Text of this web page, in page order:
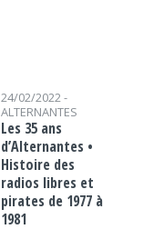
24/02/2022 -
ALTERNANTES
Les 35 ans
d’Alternantes •
Histoire des
radios libres et
pirates de 1977 à
1981